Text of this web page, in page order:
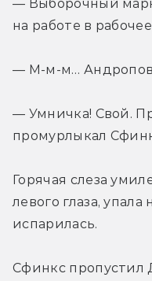
— Выборочный
на работе в
— М-м-м…
— Умничка! Свой.
промурлыкал
Горячая слеза
левого глаза,
испарилась.
Сфинкс пропустил